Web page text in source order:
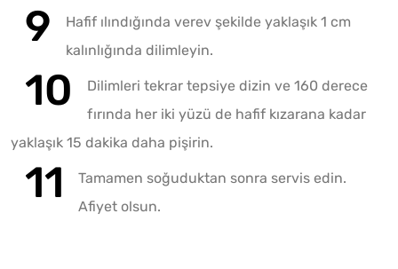
Hafif ılındığında verev şekilde yaklaşık 1 cm
kalınlığında dilimleyin.
Dilimleri tekrar tepsiye dizin ve 160 derece
fırında her iki yüzü de hafif kızarana kadar
yaklaşık 15 dakika daha pişirin.
Tamamen soğuduktan sonra servis edin.
Afiyet olsun.